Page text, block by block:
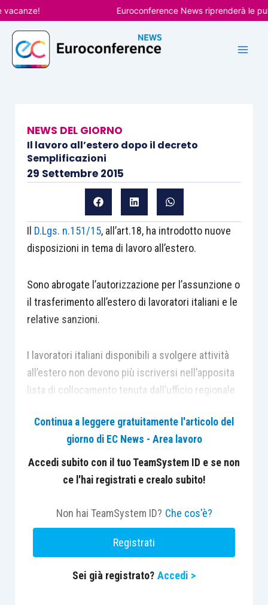
Vai
al
contenuto
Euroconference News riprenderà le
NEWS DEL GIORNO
Il lavoro all’estero dopo il decreto
Semplificazioni
29 Settembre 2015
Il D.Lgs. n.151/15, all’art.18, ha introdotto nuove
disposizioni in tema di lavoro all’estero.
Sono abrogate l’autorizzazione per l’assunzione o
il trasferimento all’estero di lavoratori italiani e le
relative sanzioni.
I lavoratori italiani disponibili a svolgere attività
all’estero non devono più iscriversi nell’apposita
lista di collocamento tenuta dall’ufficio regionale
all’assunzione.
Il contratto di lavoro dei lavoratori italiani da
impiegare o trasferire all’estero deve prevedere:
un trattamento economico e normativo
complessivamente non inferiore a quello
previsto dai Ccnl stipulati dalle
più rappresentative per la categoria di
Continua a leggere gratuitamente l'articolo del
giorno di EC News - Area lavoro
Accedi subito con il tuo TeamSystem ID e se non
ce l'hai registrati e crealo subito!
Non hai TeamSystem ID? Che cos'è?
Registrati
Sei già registrato? Accedi >